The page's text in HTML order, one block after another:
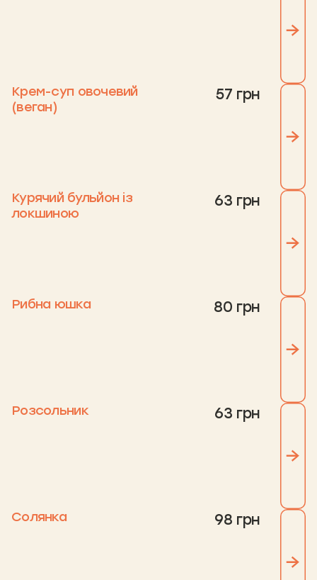
Крем-суп овочевий
(веган)
57 грн
Курячий бульйон із
локшиною
63 грн
Рибна юшка 80 грн
Розсольник 63 грн
Солянка 98 грн